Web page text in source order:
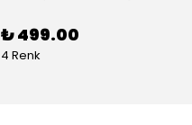
₺ 499.00
4 Renk